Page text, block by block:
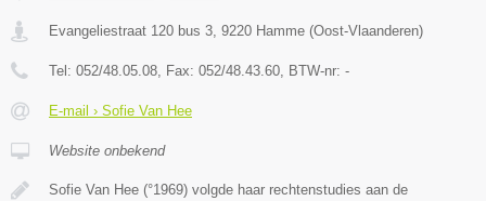
Evangeliestraat 120 bus 3 9220 Hamme (Oost-Vlaanderen)
Tel: 052/48.05.08 , Fax: 052/48.43.60 , BTW-nr: -
E-mail › Sofie Van Hee
Website onbekend
Sofie Van Hee (°1969) volgde haar rechtenstudies aan de